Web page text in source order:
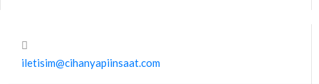
iletisim@cihanyapiinsaat.com